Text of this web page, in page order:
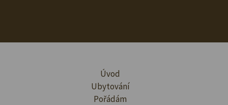
Úvod
Ubytování
Pořádám